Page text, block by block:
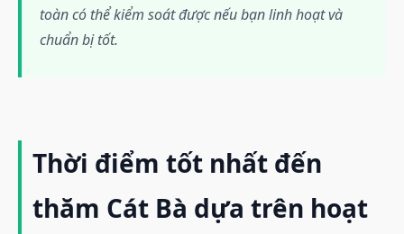
toàn có thể kiểm soát được nếu bạn linh hoạt và
chuẩn bị tốt.
Thời điểm tốt nhất đến
thăm Cát Bà dựa trên hoạt